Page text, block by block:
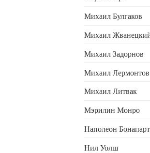
Михаил Булгаков
Михаил
Михаил Задорнов
Михаил Лермонтов
Михаил Литвак
Мэрилин Монро
Наполеон Бонапарт
Нил Уолш